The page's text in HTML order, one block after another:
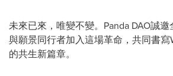
未來已來，唯變不變。Panda DAO誠
與願景同行者加入這場革命，共同書
的共生新篇章。